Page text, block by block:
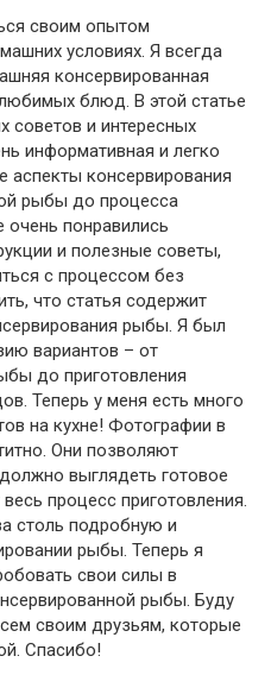
своим опытом
условиях. Я всегда
консервированная
блюд. В этой статье
советов и интересных
информативная и легко
аспекты консервирования
рыбы до процесса
очень понравились
и полезные советы,
с процессом без
что статья содержит
рыбы. Я был
вариантов – от
до приготовления
Теперь у меня есть много
на кухне! Фотографии в
Они позволяют
выглядеть готовое
процесс приготовления.
столь подробную и
рыбы. Теперь я
свои силы в
рыбы. Буду
своим друзьям, которые
Спасибо!